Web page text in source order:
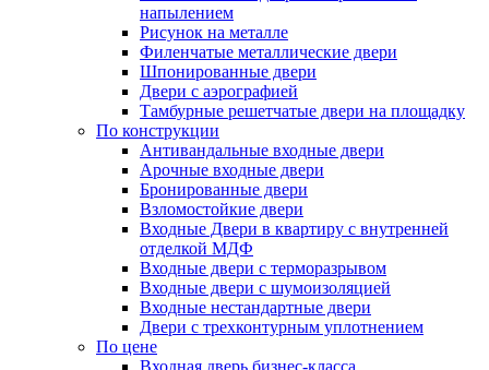
напылением
Рисунок на металле
Филенчатые металлические двери
Шпонированные двери
Двери с аэрографией
Тамбурные решетчатые двери на площадку
По конструкции
Антивандальные входные двери
Арочные входные двери
Бронированные двери
Взломостойкие двери
Входные Двери в квартиру с внутренней
отделкой МДФ
Входные двери с терморазрывом
Входные двери с шумоизоляцией
Входные нестандартные двери
Двери с трехконтурным уплотнением
По цене
Входная дверь бизнес-класса